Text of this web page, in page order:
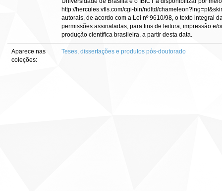
http://hercules.vtls.com/cgi-bin/ndltd/
autorais, de acordo com a Lei nº 9610/98, o texto integral
permissões assinaladas, para fins de leitura, impressão e/
produção científica brasileira, a partir desta data.
Aparece nas
coleções:
Teses, dissertações e produtos pós-doutorado